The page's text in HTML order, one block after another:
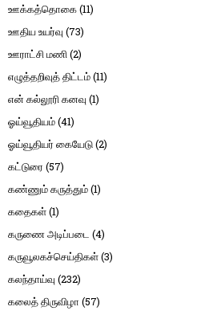
ஊக்கத்தொகை(11)
ஊதிய உயர்வு (73)
ஊராட்சி மணி(2)
எழுத்தறிவுத் திட்டம்(11)
என் கல்லூரி கனவு (1)
ஓய்வூதியம்(41)
ஓய்வூதியர் கையேடு(2)
கட்டுரை (57)
கண்ணும் கருத்தும்(1)
கதைகள்(1)
கருணை அடிப்படை (4)
கருவூலகச்செய்திகள்(3)
கலந்தாய்வு (232)
கலைத் திருவிழா (57)